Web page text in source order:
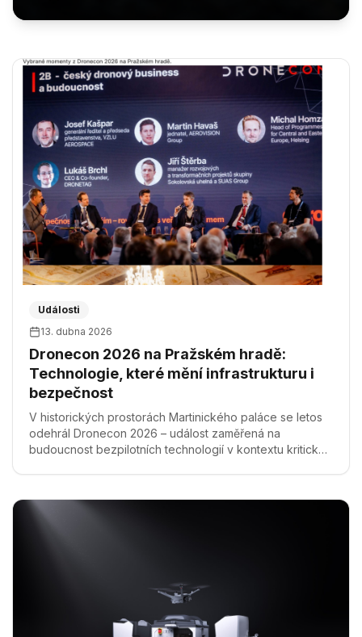
inspekce – probíhá vzdáleně z operačního střediska na
Události
13. dubna 2026
Dronecon 2026 na Pražském hradě:
Technologie, které mění infrastrukturu i
bezpečnost
V historických prostorách Martinického paláce se letos
odehrál Dronecon 2026 – událost zaměřená na
budoucnost bezpilotních technologií v kontextu kritické